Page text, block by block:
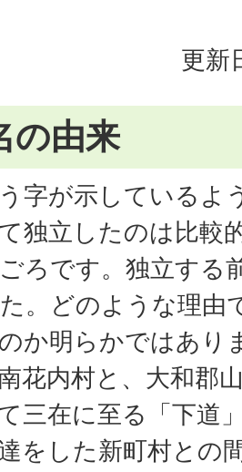
更新
の由来
字が示しているよ
独立したのは比較
ろです。独立する
。どのような理由
か明らかではあり
花内村と、大和郡
三在に至る「下道
をした新町村との